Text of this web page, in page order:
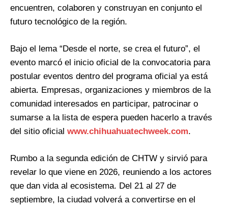
encuentren, colaboren y construyan en conjunto el
futuro tecnológico de la región.
Bajo el lema “Desde el norte, se crea el futuro”, el
evento marcó el inicio oficial de la convocatoria para
postular eventos dentro del programa oficial ya está
abierta. Empresas, organizaciones y miembros de la
comunidad interesados en participar, patrocinar o
sumarse a la lista de espera pueden hacerlo a través
del sitio oficial www.chihuahuatechweek.com.
Rumbo a la segunda edición de CHTW y sirvió para
revelar lo que viene en 2026, reuniendo a los actores
que dan vida al ecosistema. Del 21 al 27 de
septiembre, la ciudad volverá a convertirse en el